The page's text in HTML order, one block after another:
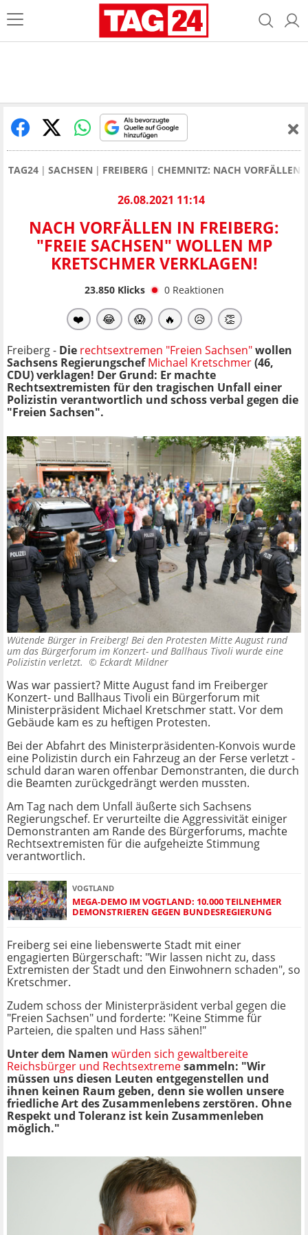
TAG24 SACHSEN FREIBERG CHEMNITZ: NACH VORFÄLLEN
26.08.2021 11:14
NACH VORFÄLLEN IN FREIBERG:
"FREIE SACHSEN" WOLLEN MP
KRETSCHMER VERKLAGEN!
23.850Klicks 0 Reaktionen
❤️ 😂 😱 🔥 😥 👏
Freiberg - Die rechtsextremen "Freien Sachsen"wollen
Sachsens RegierungschefMichael Kretschmer(46,
CDU) verklagen! Der Grund: Er machte
Rechtsextremisten für den tragischen Unfall einer
Polizistin verantwortlich und schoss verbal gegen die
"Freien Sachsen".
Wütende Bürger in Freiberg! Bei den Protesten Mitte August rund
um das Bürgerforum im Konzert- und Ballhaus Tivoli wurde eine
Polizistin verletzt. © Eckardt Mildner
Was war passiert? Mitte August fand im Freiberger
Konzert- und Ballhaus Tivoli ein Bürgerforum mit
Ministerpräsident Michael Kretschmer statt. Vor dem
Gebäude kam es zu heftigen Protesten.
Bei der Abfahrt des Ministerpräsidenten-Konvois wurde
eine Polizistin durch ein Fahrzeug an der Ferse verletzt -
schuld daran waren offenbar Demonstranten, die durch
die Beamten zurückgedrängt werden mussten.
Am Tag nach dem Unfall äußerte sich Sachsens
Regierungschef. Er verurteilte die Aggressivität einiger
Demonstranten am Rande des Bürgerforums, machte
Rechtsextremisten für die aufgeheizte Stimmung
verantwortlich.
VOGTLAND
MEGA-DEMO IM VOGTLAND: 10.000 TEILNEHMER
DEMONSTRIEREN GEGEN BUNDESREGIERUNG
Freiberg sei eine liebenswerte Stadt mit einer
engagierten Bürgerschaft: "Wir lassen nicht zu, dass
Extremisten der Stadt und den Einwohnern schaden", so
Kretschmer.
Zudem schoss der Ministerpräsident verbal gegen die
"Freien Sachsen" und forderte: "Keine Stimme für
Parteien, die spalten und Hass sähen!"
Unter dem Namen würden sich gewaltbereite
Reichsbürger und Rechtsextremesammeln: "Wir
müssen uns diesen Leuten entgegenstellen und
ihnen keinen Raum geben, denn sie wollen unsere
friedliche Art des Zusammenlebens zerstören. Ohne
Respekt und Toleranz ist kein Zusammenleben
möglich."